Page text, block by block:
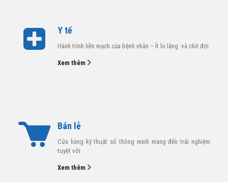
Y tế
Hành trình liền mạch của bệnh nhân – Ít lo lắng và chờ đợi
Xem thêm
Bán lẻ
Cửa hàng kỹ thuật số thông minh mang đến trải nghiệm
tuyệt vời
Xem thêm